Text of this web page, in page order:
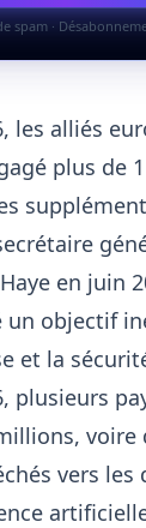
spam ·
les alliés
plus de
en juin
objectif
et la
plusieurs
voire
vers les